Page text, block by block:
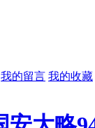
我的留言 我的收藏